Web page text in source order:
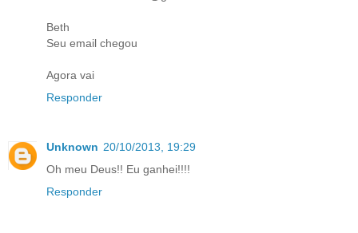
Beth
Seu email chegou
Agora vai
Responder
Unknown 20/10/2013, 19:29
Oh meu Deus!! Eu ganhei!!!!
Responder